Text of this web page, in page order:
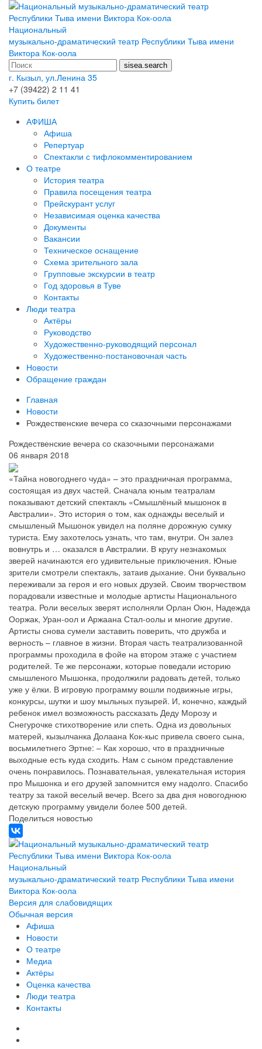
Национальный
музыкально-драматический театр Республики Тыва имени
Виктора Кок-оола
г. Кызыл, ул.Ленина 35
+7 (39422) 2 11 41
Купить билет
АФИША
Афиша
Репертуар
Спектакли с тифлокомментированием
О театре
История театра
Правила посещения театра
Прейскурант услуг
Независимая оценка качества
Документы
Вакансии
Техническое оснащение
Схема зрительного зала
Групповые экскурсии в театр
Год здоровья в Туве
Контакты
Люди театра
Актёры
Руководство
Художественно-руководящий персонал
Художественно-постановочная часть
Новости
Обращение граждан
Главная
Новости
Рождественские вечера со сказочными персонажами
Рождественские вечера со сказочными персонажами
06 января 2018
«Тайна новогоднего чуда» – это праздничная программа,
состоящая из двух частей. Сначала юным театралам
показывают детский спектакль «Смышлёный мышонок в
Австралии». Это история о том, как однажды веселый и
смышленый Мышонок увидел на поляне дорожную сумку
туриста. Ему захотелось узнать, что там, внутри. Он залез
вовнутрь и … оказался в Австралии. В кругу незнакомых
зверей начинаются его удивительные приключения. Юные
зрители смотрели спектакль, затаив дыхание. Они буквально
переживали за героя и его новых друзей. Своим творчеством
порадовали известные и молодые артисты Национального
театра. Роли веселых зверят исполняли Орлан Оюн, Надежда
Ооржак, Уран-оол и Аржаана Стал-оолы и многие другие.
Артисты снова сумели заставить поверить, что дружба и
верность – главное в жизни. Вторая часть театрализованной
программы проходила в фойе на втором этаже с участием
родителей. Те же персонажи, которые поведали историю
смышленого Мышонка, продолжили радовать детей, только
уже у ёлки. В игровую программу вошли подвижные игры,
конкурсы, шутки и шоу мыльных пузырей. И, конечно, каждый
ребенок имел возможность рассказать Деду Морозу и
Снегурочке стихотворение или спеть. Одна из довольных
матерей, кызылчанка Долаана Кок-кыс привела своего сына,
восьмилетнего Эртне: – Как хорошо, что в праздничные
выходные есть куда сходить. Нам с сыном представление
очень понравилось. Познавательная, увлекательная история
про Мышонка и его друзей запомнится ему надолго. Спасибо
театру за такой веселый вечер. Всего за два дня новогоднюю
детскую программу увидели более 500 детей.
Поделиться новостью
Национальный
музыкально-драматический театр Республики Тыва имени
Виктора Кок-оола
Версия для слабовидящих
Обычная версия
Афиша
Новости
О театре
Медиа
Актёры
Оценка качества
Люди театра
Контакты